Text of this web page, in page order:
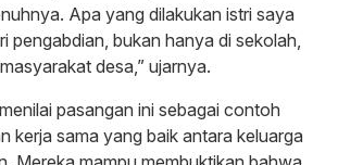
Apa yang dilakukan istri saya
pengabdian, bukan hanya di sekolah,
desa,” ujarnya.
pasangan ini sebagai contoh
kerja sama yang baik antara keluarga